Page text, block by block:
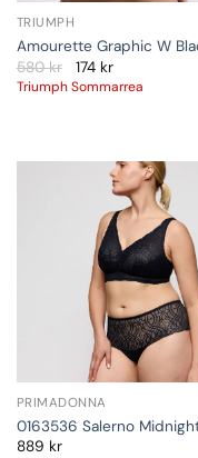
TRIUMPH
Amourette Graphic W
580kr 174 kr
Triumph Sommarrea
PRIMADONNA
0163536 Salerno
889 kr